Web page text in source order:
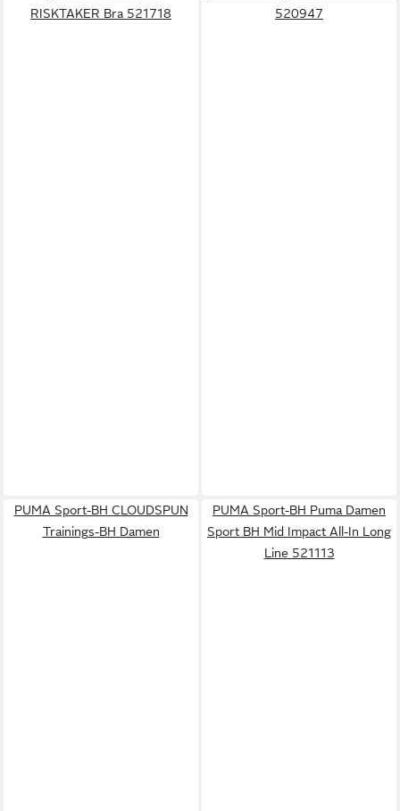
RISKTAKER Bra 521718
520947
PUMA Sport-BH CLOUDSPUN
Trainings-BH Damen
PUMA Sport-BH Puma Damen
Sport BH Mid Impact All-In Long
Line 521113